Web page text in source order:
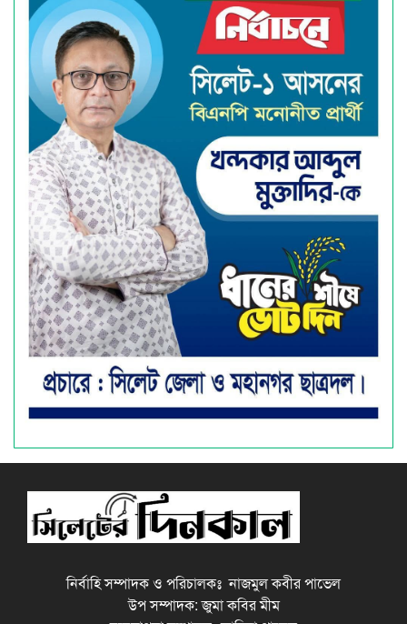
নির্বাহি সম্পাদক ও পরিচালকঃ নাজমুল কবীর পাভেল
উপ সম্পাদক: জুমা কবির মীম